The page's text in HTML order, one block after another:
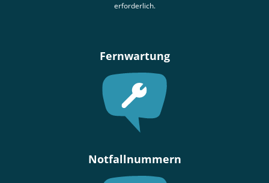
erforderlich.
Fernwartung
Notfallnummern